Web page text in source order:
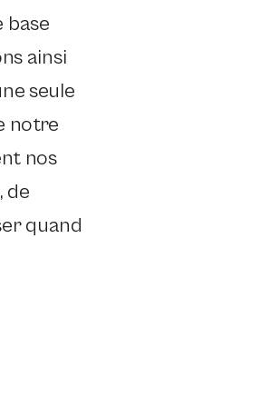
base
ainsi
seule
notre
nos
de
quand